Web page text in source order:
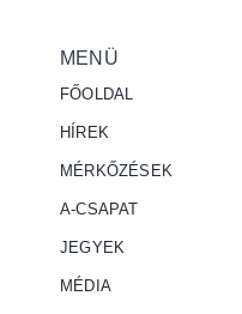
MENÜ
FŐOLDAL
HÍREK
MÉRKŐZÉSEK
A-CSAPAT
JEGYEK
MÉDIA